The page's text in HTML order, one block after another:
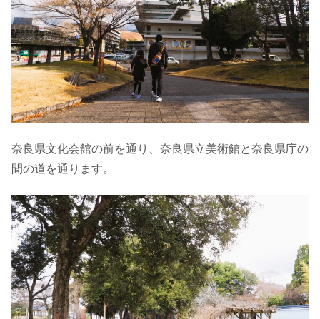
奈良県文化会館の前を通り、奈良県立美術館と奈良県庁の
間の道を通ります。